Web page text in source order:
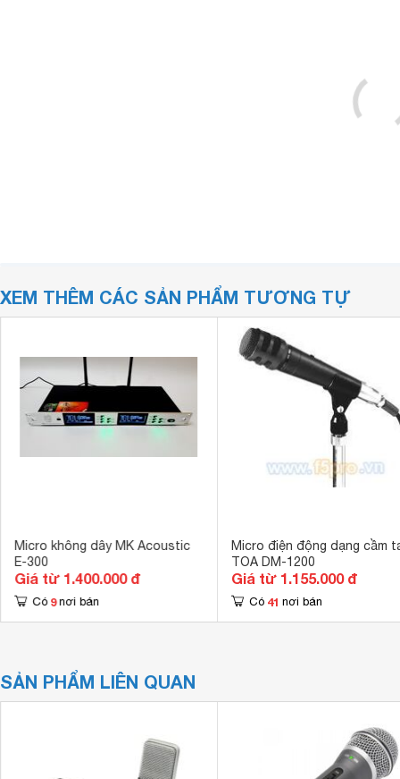
XEM THÊM CÁC SẢN PHẨM TƯƠNG TỰ
Micro không dây MK Acoustic
E-300
Giá từ 1.400.000 đ
Có 9 nơi bán
Micro điện động dạng cầm
TOA DM-1200
Giá từ 1.155.000 đ
Có 41 nơi bán
SẢN PHẨM LIÊN QUAN